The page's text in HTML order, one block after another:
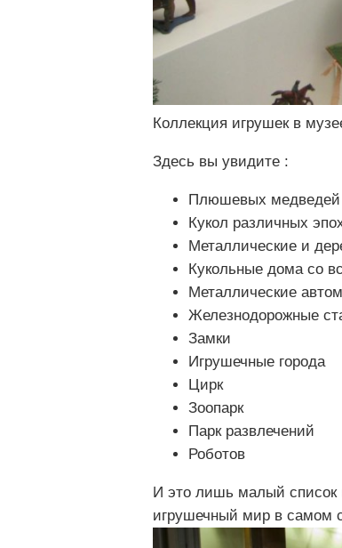
Коллекция игрушек в
Здесь вы увидите :
Плюшевых медведей
Кукол различных
Металлические и
Кукольные дома со
Металлические
Железнодорожные
Замки
Игрушечные города
Цирк
Зоопарк
Парк развлечений
Роботов
И это лишь малый список
игрушечный мир в самом